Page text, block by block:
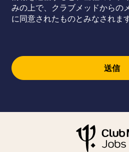
みの上で、クラブメッドからの
に同意されたものとみなされます
送信